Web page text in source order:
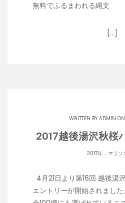
無料でふるまわれる縄文
[…]
WRITTEN BY ADMIN
2017越後湯沢秋桜
2017年. マラソ
4月21日より第16回 越後湯
エントリーが開始されまし